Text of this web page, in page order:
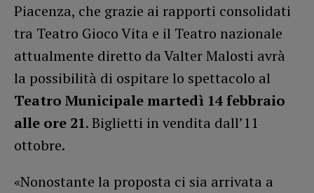
Piacenza, che grazie ai rapporti consolidati
tra Teatro Gioco Vita e il Teatro nazionale
attualmente diretto da Valter Malosti avrà
la possibilità di ospitare lo spettacolo al
Teatro Municipale martedì 14 febbraio
alle ore 21. Biglietti in vendita dall’11
ottobre.
«Nonostante la proposta ci sia arrivata a